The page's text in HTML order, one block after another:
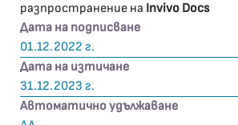
разпространение на Invivo Docs
Дата на подписване
01.12.2022 г.
Дата на изтичане
31.12.2023 г.
Автоматично удължаване